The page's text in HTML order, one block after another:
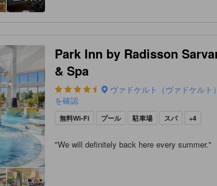
Park Inn by Radisson
& Spa
ヴァドケルト（ヴァドケルト
を確認
無料Wi-Fi プール 駐車場 スパ +4
"We will definitely back here every summer."